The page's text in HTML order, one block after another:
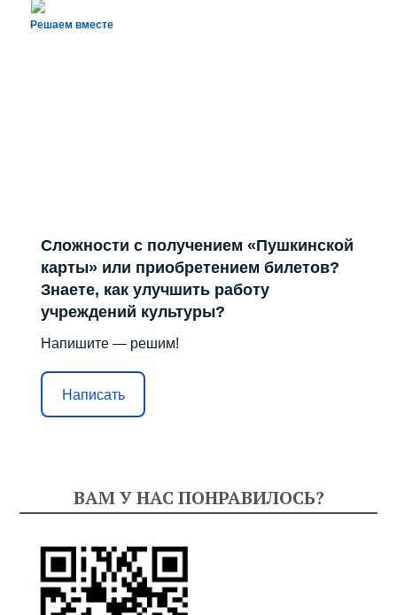
Решаем вместе
Сложности с получением «Пушкинской
карты» или приобретением билетов?
Знаете, как улучшить работу
учреждений культуры?
Напишите — решим!
Написать
ВАМ У НАС ПОНРАВИЛОСЬ?